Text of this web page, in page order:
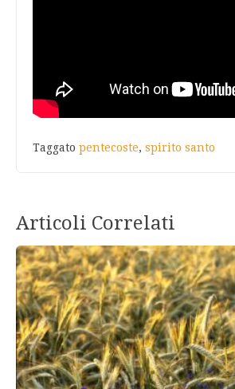
Taggato pentecoste, spirito santo
Articoli Correlati